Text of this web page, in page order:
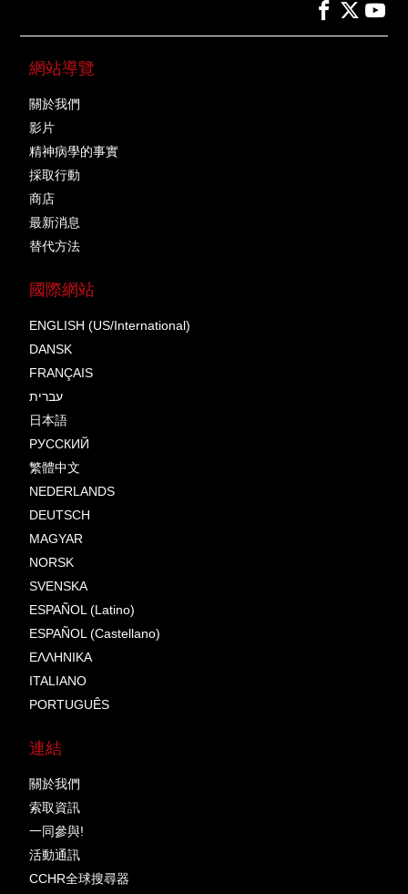
網站導覽
關於我們
影片
精神病學的事實
採取行動
商店
最新消息
替代方法
國際網站
ENGLISH (US/International)
DANSK
FRANÇAIS
עברית
日本語
РУССКИЙ
繁體中文
NEDERLANDS
DEUTSCH
MAGYAR
NORSK
SVENSKA
ESPAÑOL (Latino)
ESPAÑOL (Castellano)
ΕΛΛΗΝΙΚA
ITALIANO
PORTUGUÊS
連結
關於我們
索取資訊
一同參與!
活動通訊
CCHR全球搜尋器